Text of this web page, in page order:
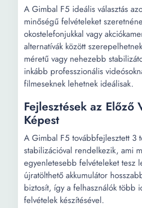
A Gimbal F5 ideális választás
minőségű felvételeket
okostelefonjukkal vagy
alternatívák között
méretű vagy nehezebb
inkább professzionális
filmeseknek lehetnek ideálisak.
Fejlesztések az Előző
Képest
A Gimbal F5 továbbfejlesztett 3
stabilizációval rendelkezik, ami
egyenletesebb felvételeket tesz
újratölthető akkumulátor
biztosít, így a felhasználók több
felvételek készítésével.